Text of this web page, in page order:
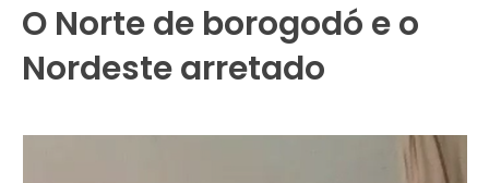
O Norte de borogodó e o
Nordeste arretado